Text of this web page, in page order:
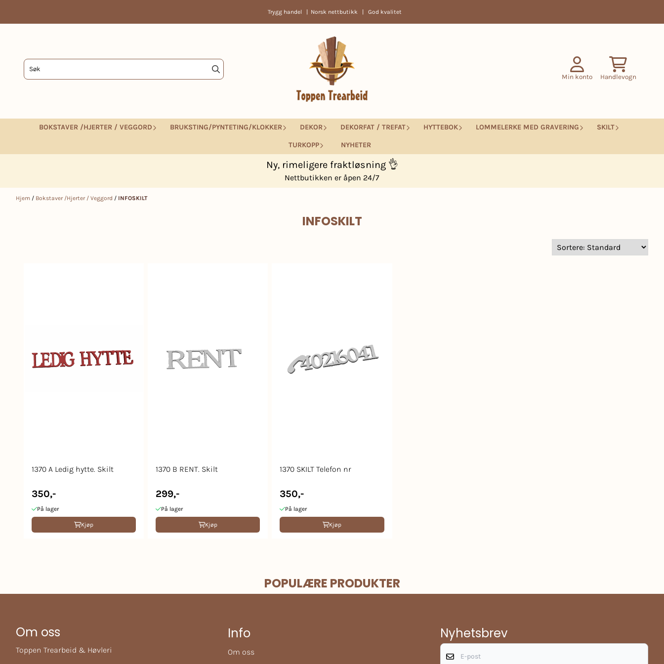
Trygg handel | Norsk nettbutikk | God kvalitet
Min konto Handlevogn
BOKSTAVER /HJERTER / VEGGORD BRUKSTING/PYNTETING/KLOKKER DEKOR DEKORFAT / TREFAT HYTTEBOK LOMMELERKE MED GRAVERING SKILT
TURKOPP NYHETER
Ny, rimeligere fraktløsning 👌
Nettbutikken er åpen 24/7
Hjem / Bokstaver /Hjerter / Veggord / INFOSKILT
INFOSKILT
1370 A Ledig hytte. Skilt
350,-
På lager
Kjøp
1370 B RENT. Skilt
299,-
På lager
Kjøp
1370 SKILT Telefon nr
350,-
På lager
Kjøp
POPULÆRE PRODUKTER
Om oss
Toppen Trearbeid & Høvleri
Info
Om oss
Nyhetsbrev
E-post